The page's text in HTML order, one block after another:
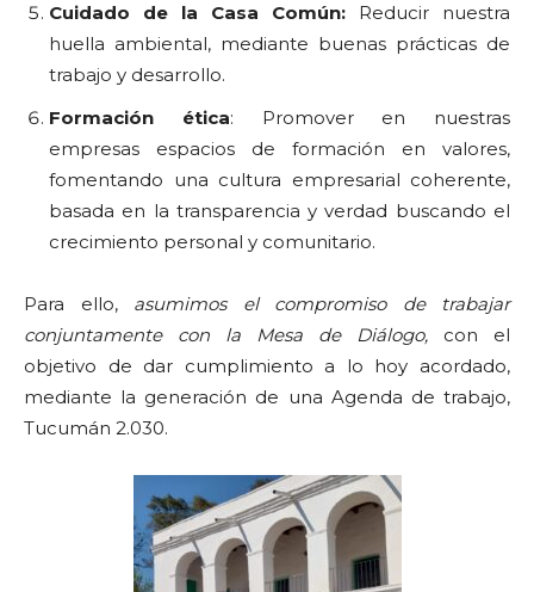
Cuidado de la Casa Común: Reducir nuestra
huella ambiental, mediante buenas prácticas de
trabajo y desarrollo.
Formación ética: Promover en nuestras
empresas espacios de formación en valores,
fomentando una cultura empresarial coherente,
basada en la transparencia y verdad buscando el
crecimiento personal y comunitario.
Para ello, asumimos el compromiso de trabajar
conjuntamente con la Mesa de Diálogo, con el
objetivo de dar cumplimiento a lo hoy acordado,
mediante la generación de una Agenda de trabajo,
Tucumán 2.030.